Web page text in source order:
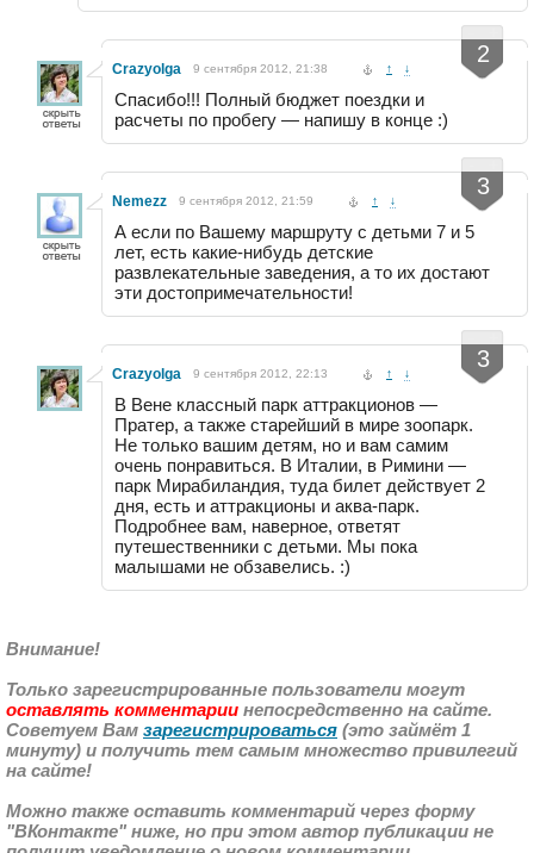
2
Crazyolga 9 сентября 2012, 21:38 ↑ ↓
Спасибо!!! Полный бюджет поездки и
расчеты по пробегу — напишу в конце :)
3
Nemezz 9 сентября 2012, 21:59 ↑ ↓
А если по Вашему маршруту с детьми 7 и 5
лет, есть какие-нибудь детские
развлекательные заведения, а то их достают
эти достопримечательности!
3
Crazyolga 9 сентября 2012, 22:13 ↑ ↓
В Вене классный парк аттракционов —
Пратер, а также старейший в мире зоопарк.
Не только вашим детям, но и вам самим
очень понравиться. В Италии, в Римини —
парк Мирабиландия, туда билет действует 2
дня, есть и аттракционы и аква-парк.
Подробнее вам, наверное, ответят
путешественники с детьми. Мы пока
малышами не обзавелись. :)
Внимание!
Только зарегистрированные пользователи могут
оставлять комментарии непосредственно на сайте.
Советуем Вам зарегистрироваться (это займёт 1
минуту) и получить тем самым множество привилегий
на сайте!
Можно также оставить комментарий через форму
"ВКонтакте" ниже, но при этом автор публикации не